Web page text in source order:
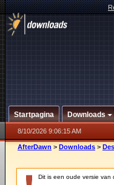
Startpagina Downloads
8/10/2026 9:06:15 AM
AfterDawn > Downloads >
Dit is een oude versie van